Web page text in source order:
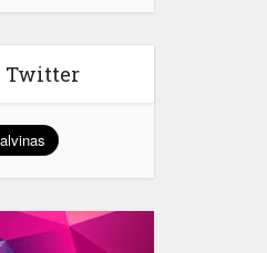
Twitter